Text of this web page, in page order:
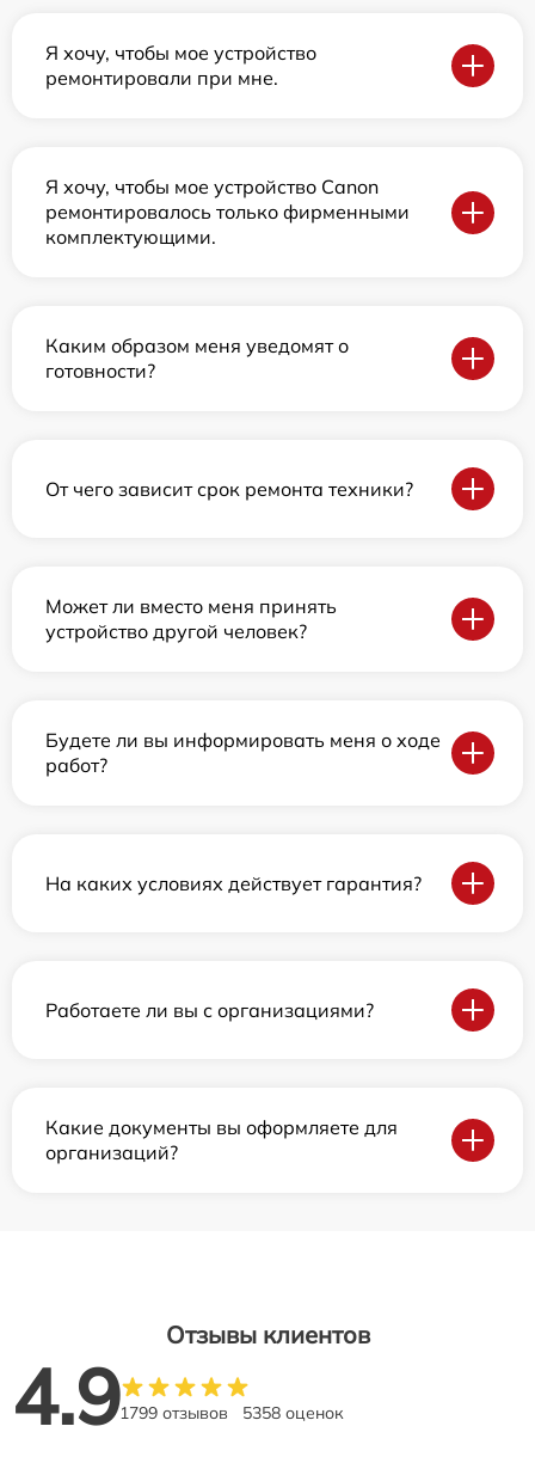
Я хочу, чтобы мое устройство
ремонтировали при мне.
Я хочу, чтобы мое устройство Canon
ремонтировалось только фирменными
комплектующими.
Каким образом меня уведомят о
готовности?
От чего зависит срок ремонта техники?
Может ли вместо меня принять
устройство другой человек?
Будете ли вы информировать меня о ходе
работ?
На каких условиях действует гарантия?
Работаете ли вы с организациями?
Какие документы вы оформляете для
организаций?
Отзывы клиентов
4.91799 отзывов 5358 оценок